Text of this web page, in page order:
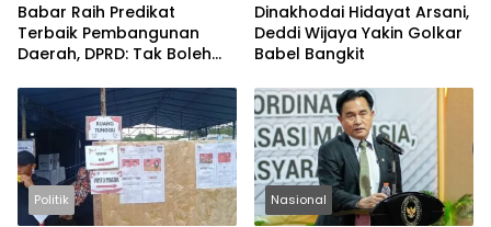
Babar Raih Predikat
Terbaik Pembangunan
Daerah, DPRD: Tak Boleh
Dinakhodai Hidayat Arsani,
Deddi Wijaya Yakin Golkar
Babel Bangkit
Politik Nasional